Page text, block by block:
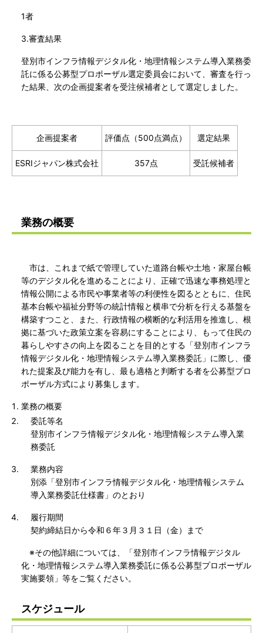
1者
3.審査結果
登別市インフラ情報デジタル化・地理情報システム導入業務委
託に係る公募型プロポーザル選定委員会において、審査を行っ
た結果、次の企画提案者を受注候補者として選定しました。
企画提案者 評価点（500点満点） 選定結果
ESRIジャパン株式会社 357点 受託候補者
業務の概要
市は、これまで紙で管理していた道路台帳や土地・家屋台帳
等のデジタル化を進めることにより、正確で迅速な事務処理と
情報公開による市民や事業者等の利便性を図るとともに、住民
基本台帳や福祉分野等の統計情報と横串で分析を行える基盤を
構築すつこと、また、行政情報の横断的な利活用を推進し、根
拠に基づいた政策立案を容易にすることにより、もって住民の
暮らしやすさの向上を図ることを目的とする「登別市インフラ
情報デジタル化・地理情報システム導入業務委託」に際し、優
れた提案及び能力を有し、最も適格と判断する者を公募型プロ
ポーザル方式により募集します。
業務の概要
委託等名
登別市インフラ情報デジタル化・地理情報システム導入業
務委託
業務内容
別添「登別市インフラ情報デジタル化・地理情報システム
導入業務委託仕様書」のとおり
履行期間
契約締結日から令和６年３月３１日（金）まで
※その他詳細については、「登別市インフラ情報デジタル
化・地理情報システム導入業務委託に係る公募型プロポーザル
実施要領」等をご覧ください。
スケジュール